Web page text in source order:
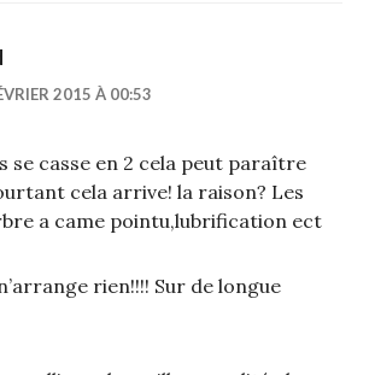
2015 À 00:53
se casse en 2 cela peut paraître
cela arrive! la raison? Les
a came pointu,lubrification ect
rien!!!! Sur de longue